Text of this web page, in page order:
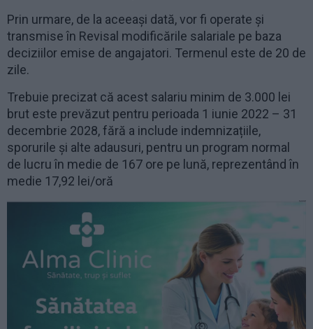
Prin urmare, de la aceeași dată, vor fi operate și
transmise în Revisal modificările salariale pe baza
deciziilor emise de angajatori. Termenul este de 20 de
zile.
Trebuie precizat că acest salariu minim de 3.000 lei
brut este prevăzut pentru perioada 1 iunie 2022 – 31
decembrie 2028, fără a include indemnizațiile,
sporurile și alte adausuri, pentru un program normal
de lucru în medie de 167 ore pe lună, reprezentând în
medie 17,92 lei/oră